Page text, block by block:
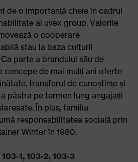
de o importanță cheie în cadrul
al uvex group. Valorile
o cooperare
stau la baza culturii
parte a brandului său de
concepe de mai mulți ani oferte
transferul de cunoștințe și
păstra pe termen lung angajații
În plus, familia
responsabilitatea socială prin
Winter în 1980.
1, 103-2, 103-3